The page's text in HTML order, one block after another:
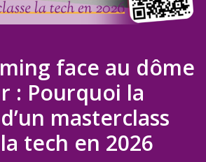
face au dôme
: Pourquoi la
masterclass
tech en 2026